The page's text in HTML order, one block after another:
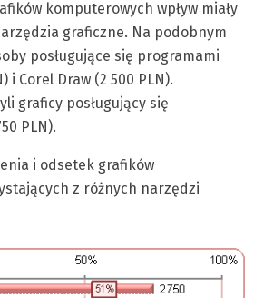
komputerowych wpływ miały
graficzne. Na podobnym
posługujące się programami
i Corel Draw (2 500 PLN).
graficy posługujący się
PLN).
i odsetek grafików
z różnych narzędzi